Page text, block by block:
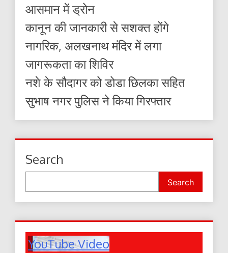
आसमान में ड्रोन
कानून की जानकारी से सशक्त होंगे
नागरिक, अलखनाथ मंदिर में लगा
जागरूकता का शिविर
नशे के सौदागर को डोडा छिलका सहित
सुभाष नगर पुलिस ने किया गिरफ्तार
Search
Search
YouTube Video